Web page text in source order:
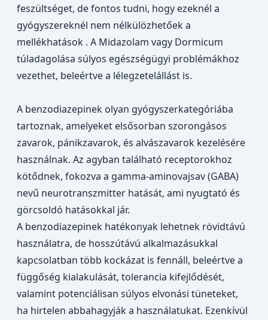
feszültséget, de fontos tudni, hogy ezeknél a
gyógyszereknél nem nélkülözhetőek a
mellékhatások . A Midazolam vagy Dormicum
túladagolása súlyos egészségügyi problémákhoz
vezethet, beleértve a lélegzetelállást is.
A benzodiazepinek olyan gyógyszerkategóriába
tartoznak, amelyeket elsősorban szorongásos
zavarok, pánikzavarok, és alvászavarok kezelésére
használnak. Az agyban található receptorokhoz
kötődnek, fokozva a gamma-aminovajsav (GABA)
nevű neurotranszmitter hatását, ami nyugtató és
görcsoldó hatásokkal jár.
A benzodiazepinek hatékonyak lehetnek rövidtávú
használatra, de hosszútávú alkalmazásukkal
kapcsolatban több kockázat is fennáll, beleértve a
függőség kialakulását, tolerancia kifejlődését,
valamint potenciálisan súlyos elvonási tüneteket,
ha hirtelen abbahagyják a használatukat. Ezenkívül